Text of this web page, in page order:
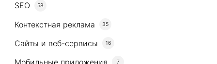
SEO 58
Контекстная реклама 35
Сайты и веб-сервисы 16
Мобильные приложения 7